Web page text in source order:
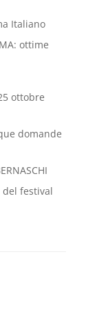
Italiano
ottime
ottobre
domande
del festival